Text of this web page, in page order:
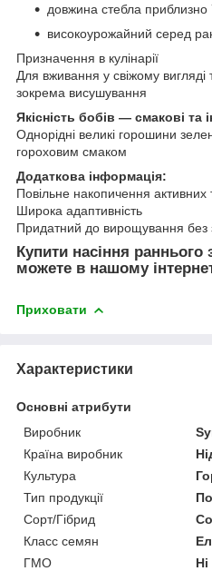
довжина стебла приблизно
високоурожайний серед
Призначення в кулінарії
Для вживання у свіжому
зокрема висушування
Якісність бобів — смакові та
Однорідні великі горошини
гороховим смаком
Додаткова інформація:
Повільне накопичення
Широка адаптивність
Придатний до вирощування без
Купити насіння
можете в нашому
Приховати
Характеристики
Основні атрибути
Виробник
Країна виробник
Культура
Тип продукції
Сорт/Гібрид
Класс семян
ГМО
Ні